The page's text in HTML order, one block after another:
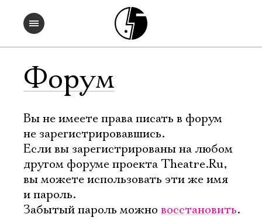
Форум
Вы не имеете права писать в форум
не зарегистрировавшись.
Если вы зарегистрированы на любом
другом форуме проекта Theatre.Ru,
вы можете использовать эти же имя
и пароль.
Забытый пароль можно восстановить.